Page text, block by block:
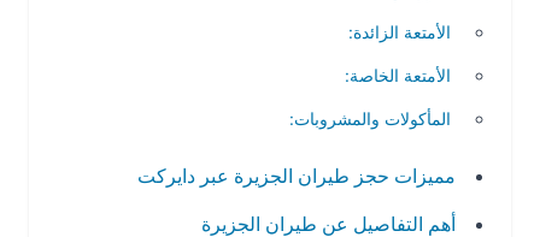
الأمتعة الزائدة:
الأمتعة الخاصة:
المأكولات والمشروبات:
مميزات حجز طيران الجزيرة عبر دايركت
أهم التفاصيل عن طيران الجزيرة